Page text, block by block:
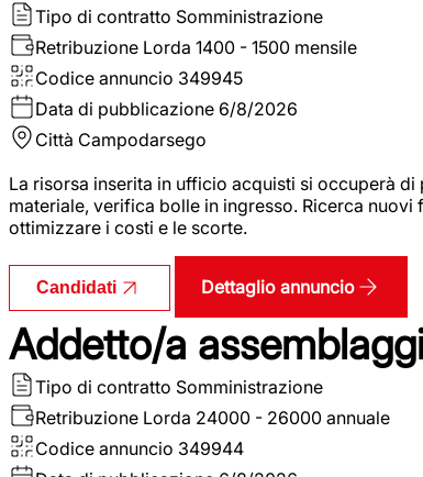
Tipo di contratto Somministrazione
Retribuzione Lorda 1400 - 1500 mensile
Codice annuncio 349945
Data di pubblicazione 6/8/2026
Città Campodarsego
La risorsa inserita in ufficio acquisti si occuperà
materiale, verifica bolle in ingresso. Ricerca
ottimizzare i costi e le scorte.
Candidati Dettaglio annuncio
Addetto/a
Tipo di contratto Somministrazione
Retribuzione Lorda 24000 - 26000 annuale
Codice annuncio 349944